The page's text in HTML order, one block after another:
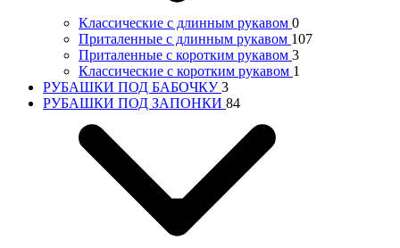
Классические с длинным рукавом 0
Приталенные с длинным рукавом 107
Приталенные с коротким рукавом 3
Классические с коротким рукавом 1
РУБАШКИ ПОД БАБОЧКУ3
РУБАШКИ ПОД ЗАПОНКИ 84